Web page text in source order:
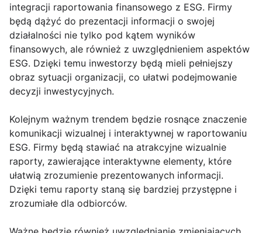
integracji raportowania finansowego z ESG. Firmy
będą dążyć do prezentacji informacji o swojej
działalności nie tylko pod kątem wyników
finansowych, ale również z uwzględnieniem aspektów
ESG. Dzięki temu inwestorzy będą mieli pełniejszy
obraz sytuacji organizacji, co ułatwi podejmowanie
decyzji inwestycyjnych.
Kolejnym ważnym trendem będzie rosnące znaczenie
komunikacji wizualnej i interaktywnej w raportowaniu
ESG. Firmy będą stawiać na atrakcyjne wizualnie
raporty, zawierające interaktywne elementy, które
ułatwią zrozumienie prezentowanych informacji.
Dzięki temu raporty staną się bardziej przystępne i
zrozumiałe dla odbiorców.